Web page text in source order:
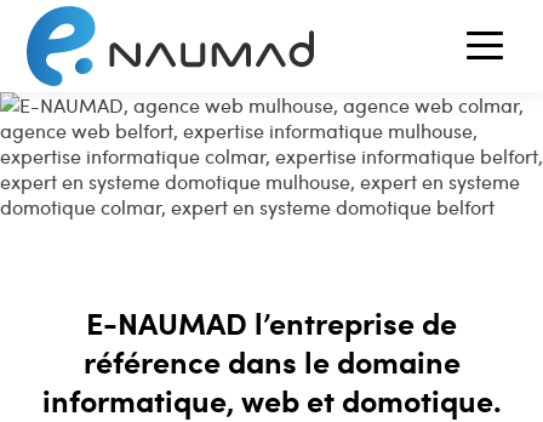
E-NAUMAD l’entreprise de
référence dans le domaine
informatique, web et domotique.